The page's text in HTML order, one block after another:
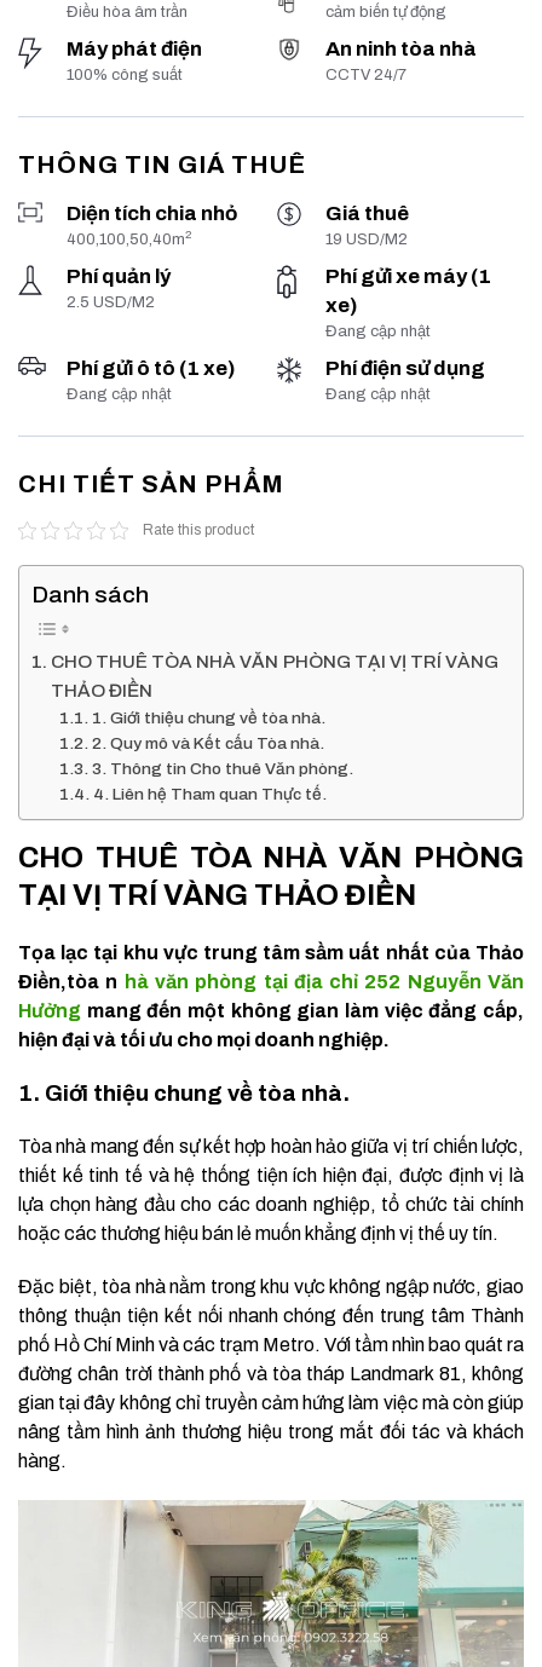
Điều hòa âm trần cảm biến tự động
Máy phát điện
100% công suất
An ninh tòa nhà
CCTV 24/7
THÔNG TIN GIÁ THUÊ
Diện tích chia nhỏ
400,100,50,40m2
Giá thuê
19 USD/M2
Phí quản lý
2.5 USD/M2
Phí gửi xe máy (1
xe)
Đang cập nhật
Phí gửi ô tô (1 xe)
Đang cập nhật
Phí điện sử dụng
Đang cập nhật
CHI TIẾT SẢN PHẨM
Rate this product
Danh sách
CHO THUÊ TÒA NHÀ VĂN PHÒNG TẠI VỊ TRÍ VÀNG
THẢO ĐIỀN
1. Giới thiệu chung về tòa nhà.
2. Quy mô và Kết cấu Tòa nhà.
3. Thông tin Cho thuê Văn phòng.
4. Liên hệ Tham quan Thực tế.
CHO THUÊ TÒA NHÀ VĂN PHÒNG
TẠI VỊ TRÍ VÀNG THẢO ĐIỀN
Tọa lạc tại khu vực trung tâm sầm uất nhất của Thảo
Điền,tòa n hà văn phòng tại địa chỉ 252 Nguyễn Văn
Hưởng mang đến một không gian làm việc đẳng cấp,
hiện đại và tối ưu cho mọi doanh nghiệp.
1. Giới thiệu chung về tòa nhà.
Tòa nhà mang đến sự kết hợp hoàn hảo giữa vị trí chiến lược,
thiết kế tinh tế và hệ thống tiện ích hiện đại, được định vị là
lựa chọn hàng đầu cho các doanh nghiệp, tổ chức tài chính
hoặc các thương hiệu bán lẻ muốn khẳng định vị thế uy tín.
Đặc biệt, tòa nhà nằm trong khu vực không ngập nước, giao
thông thuận tiện kết nối nhanh chóng đến trung tâm Thành
phố Hồ Chí Minh và các trạm Metro. Với tầm nhìn bao quát ra
đường chân trời thành phố và tòa tháp Landmark 81, không
gian tại đây không chỉ truyền cảm hứng làm việc mà còn giúp
nâng tầm hình ảnh thương hiệu trong mắt đối tác và khách
hàng.